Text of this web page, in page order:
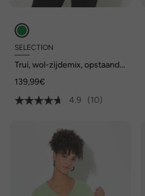
SELECTION
Trui, wol-zijdemix, opstaande
139,99€
4.9
(10)